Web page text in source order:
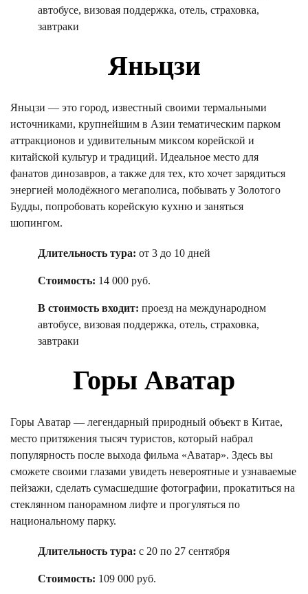
автобусе, визовая поддержка, отель, страховка,
завтраки
Яньцзи
Яньцзи — это город, известный своими термальными
источниками, крупнейшим в Азии тематическим парком
аттракционов и удивительным миксом корейской и
китайской культур и традиций. Идеальное место для
фанатов динозавров, а также для тех, кто хочет зарядиться
энергией молодёжного мегаполиса, побывать у Золотого
Будды, попробовать корейскую кухню и заняться
шопингом.
Длительность тура: от 3 до 10 дней
Стоимость: 14 000 руб.
В стоимость входит: проезд на международном
автобусе, визовая поддержка, отель, страховка,
завтраки
Горы Аватар
Горы Аватар — легендарный природный объект в Китае,
место притяжения тысяч туристов, который набрал
популярность после выхода фильма «Аватар». Здесь вы
сможете своими глазами увидеть невероятные и узнаваемые
пейзажи, сделать сумасшедшие фотографии, прокатиться на
стеклянном панорамном лифте и прогуляться по
национальному парку.
Длительность тура: с 20 по 27 сентября
Стоимость: 109 000 руб.